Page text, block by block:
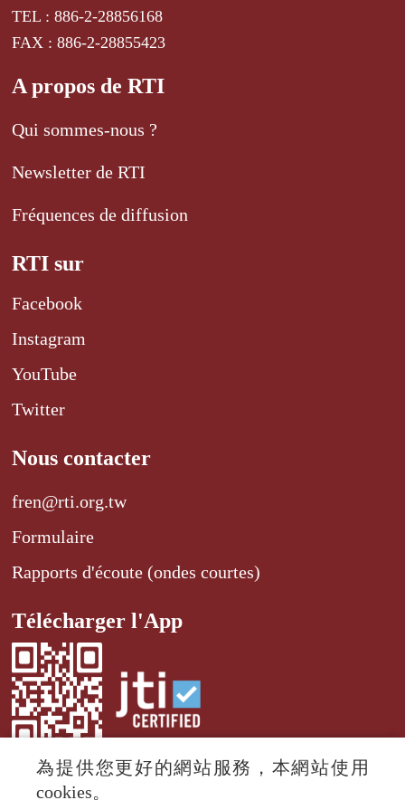
TEL : 886-2-28856168
FAX : 886-2-28855423
A propos de RTI
Qui sommes-nous ?
Newsletter de RTI
Fréquences de diffusion
RTI sur
Facebook
Instagram
YouTube
Twitter
Nous contacter
fren@rti.org.tw
Formulaire
Rapports d'écoute (ondes courtes)
Télécharger l'App
為提供您更好的網站服務，本網站使用
cookies。